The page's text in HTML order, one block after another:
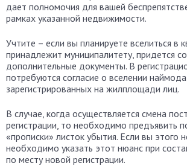
дает полномочия для вашей
рамках указанной недвижимости.
Учтите – если вы планируете вселиться в
принадлежит муниципалитету, придется
дополнительные документы. В
потребуются согласие о вселении
зарегистрированных на жилплощади лиц.
В случае, когда осуществляется смена
регистрации, то необходимо предъявить
«прописки» листок убытия. Если вы этого
необходимо указать этот нюанс при
по месту новой регистрации.